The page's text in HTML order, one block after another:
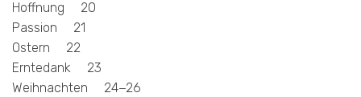
Hoffnung 20
Passion 21
Ostern 22
Erntedank 23
Weihnachten 24−26